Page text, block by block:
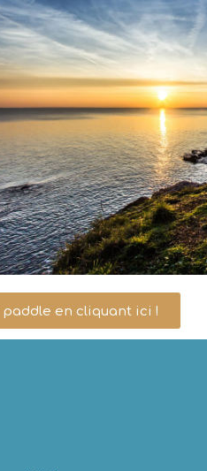
paddle en cliquant ici !